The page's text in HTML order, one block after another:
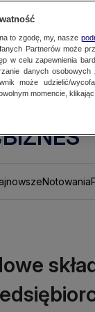
BIZNES
Notowania
to zgodę, my, nasze
Partnerów może
w celu zapewnienia
danych
może udzielić/
momencie,